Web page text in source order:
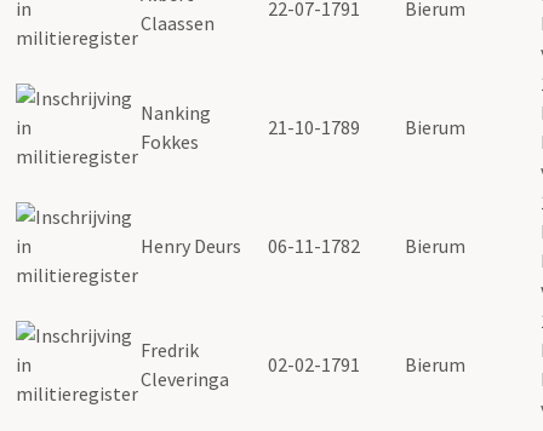
Claassen
22-07-1791 Bierum
Nanking
Fokkes
21-10-1789 Bierum
Henry Deurs 06-11-1782 Bierum
Fredrik
Cleveringa
02-02-1791 Bierum